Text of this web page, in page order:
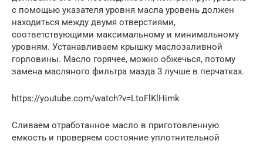
с помощью указателя уровня масла уровень должен
находиться между двумя отверстиями,
соответствующими максимальному и минимальному
уровням. Устанавливаем крышку маслозаливной
горловины. Масло горячее, можно обжечься, потому
замена масляного фильтра мазда 3 лучше в перчатках.
https://youtube.com/watch?v=LtoFlKlHimk
Сливаем отработанное масло в приготовленную
емкость и проверяем состояние уплотнительной